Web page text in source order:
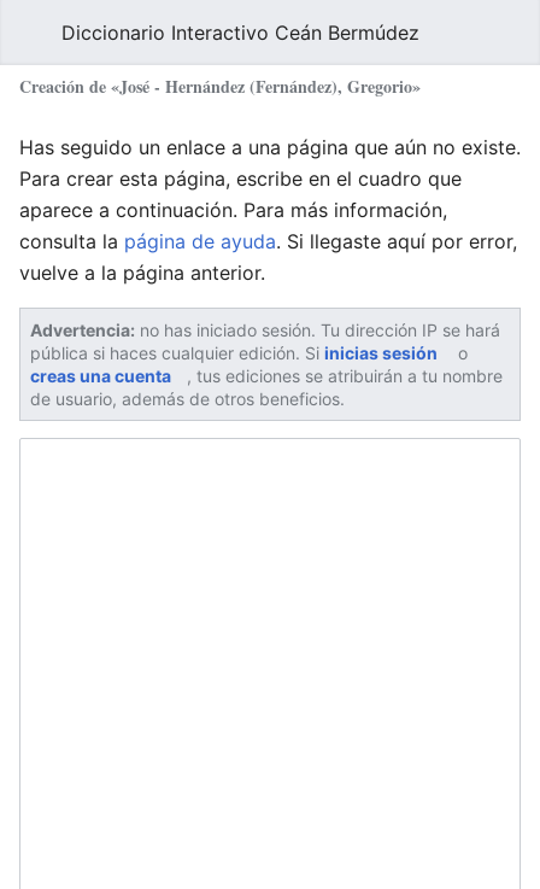
Diccionario Interactivo Ceán Bermúdez
Creación de «José - Hernández (Fernández), Gregorio»
Has seguido un enlace a una página que aún no existe.
Para crear esta página, escribe en el cuadro que
aparece a continuación. Para más información,
consulta la página de ayuda. Si llegaste aquí por error,
vuelve a la página anterior.
Advertencia: no has iniciado sesión. Tu dirección IP se hará
pública si haces cualquier edición. Si inicias sesión
o
creas una cuenta
, tus ediciones se atribuirán a tu nombre
de usuario, además de otros beneficios.